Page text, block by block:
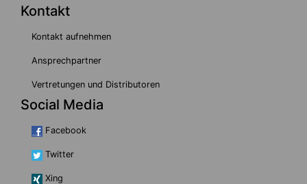
Kontakt
Kontakt aufnehmen
Ansprechpartner
Vertretungen und Distributoren
Social Media
Facebook
Twitter
Xing